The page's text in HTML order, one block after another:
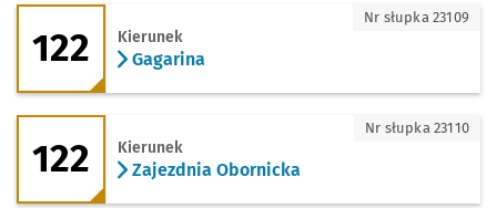
122 - kierunek Gagarina
122 Kierunek
Gagarina
Nr słupka 23109
122 - kierunek Zajezdnia Obornicka
122 Kierunek
Zajezdnia Obornicka
Nr słupka 23110